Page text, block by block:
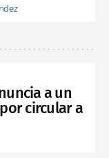
a un
circular a